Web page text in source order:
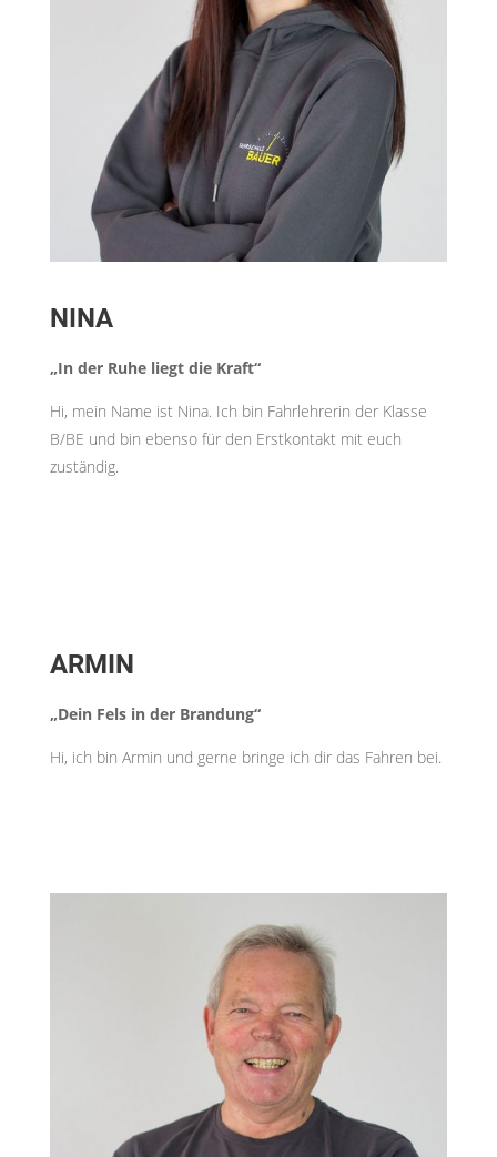
NINA
„In der Ruhe liegt die Kraft“
Hi, mein Name ist Nina. Ich bin Fahrlehrerin der Klasse
B/BE und bin ebenso für den Erstkontakt mit euch
zuständig.
ARMIN
„Dein Fels in der Brandung“
Hi, ich bin Armin und gerne bringe ich dir das Fahren bei.